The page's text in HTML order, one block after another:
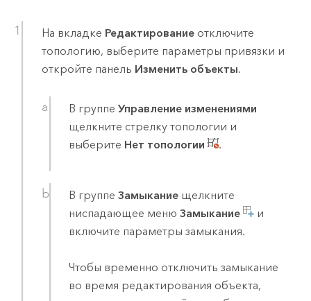
На вкладке Редактированиеотключите
топологию, выберите параметры привязки и
откройте панель Изменить объекты.
В группеУправление изменениями
щелкните стрелку топологии и
выберите Нет топологии .
В группеЗамыкание щелкните
ниспадающее менюЗамыкание
и
включите параметры замыкания.
Чтобы временно отключить замыкание
во время редактирования объекта,